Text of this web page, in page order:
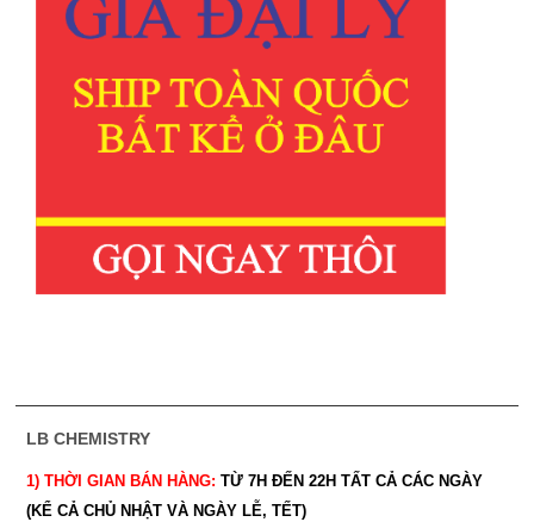
LB CHEMISTRY
1) THỜI GIAN BÁN HÀNG: TỪ 7H ĐẾN 22H TẤT CẢ CÁC NGÀY
(KỂ CẢ CHỦ NHẬT VÀ NGÀY LỄ, TẾT)